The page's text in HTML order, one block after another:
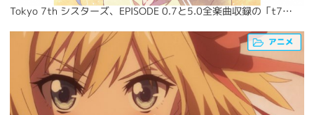
Tokyo 7th シスターズ、EPISODE 0.7と5.0全楽曲収録の「t7…